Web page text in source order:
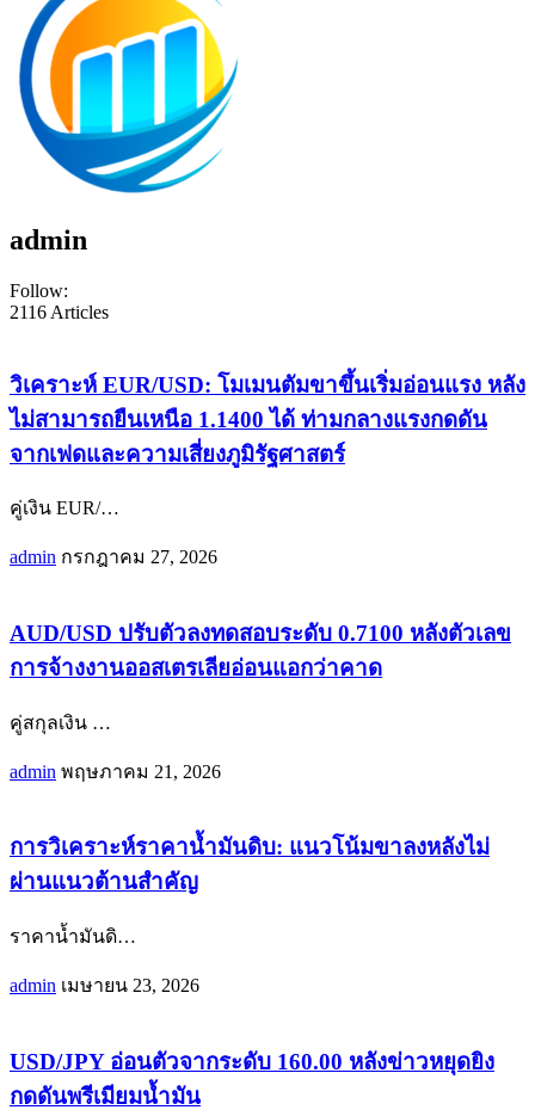
admin
Follow:
2116 Articles
วิเคราะห์ EUR/USD: โมเมนตัมขาขึ้นเริ่มอ่อนแรง หลัง
ไม่สามารถยืนเหนือ 1.1400 ได้ ท่ามกลางแรงกดดัน
จากเฟดและความเสี่ยงภูมิรัฐศาสตร์
คู่เงิน EUR/…
admin กรกฎาคม 27, 2026
AUD/USD ปรับตัวลงทดสอบระดับ 0.7100 หลังตัวเลข
การจ้างงานออสเตรเลียอ่อนแอกว่าคาด
คู่สกุลเงิน …
admin พฤษภาคม 21, 2026
การวิเคราะห์ราคาน้ำมันดิบ: แนวโน้มขาลงหลังไม่
ผ่านแนวต้านสำคัญ
ราคาน้ำมันดิ…
admin เมษายน 23, 2026
USD/JPY อ่อนตัวจากระดับ 160.00 หลังข่าวหยุดยิง
กดดันพรีเมียมน้ำมัน